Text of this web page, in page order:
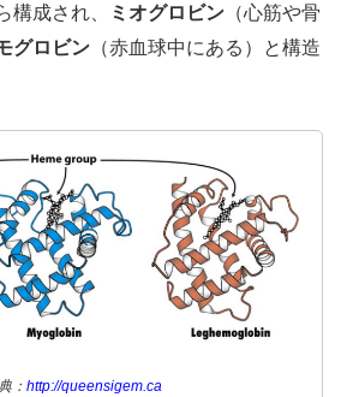
構成され、
ミオグロビン （心筋や骨
グロビン （赤血球中にある）と構造
： http://queensigem.ca